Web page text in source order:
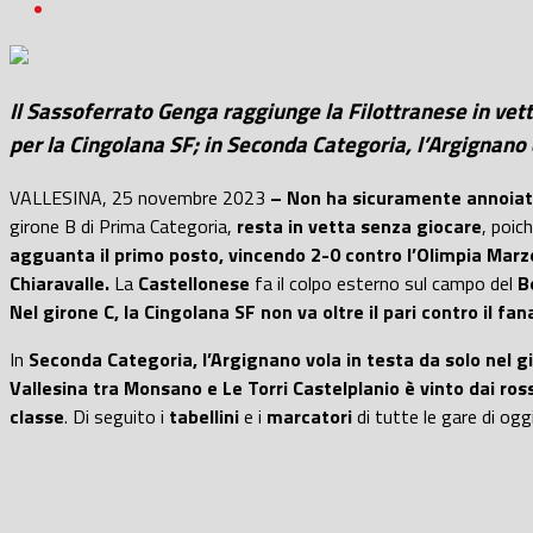
Il Sassoferrato Genga raggiunge la Filottranese in
per la Cingolana SF; in Seconda Categoria,
VALLESINA, 25 novembre 2023 – Non ha sicuramente
girone B di Prima Categoria, resta in vetta senza giocare,
agguanta il primo posto, vincendo 2-0 contro l’Olimpia
Chiaravalle. La Castellonese fa il colpo esterno sul campo del
Nel girone C, la Cingolana SF non va oltre il pari contro il
In Seconda Categoria, l’Argignano vola in testa da solo nel
Vallesina tra Monsano e Le Torri Castelplanio è vinto dai
classe. Di seguito i tabellinie i marcatoridi tutte le gare di